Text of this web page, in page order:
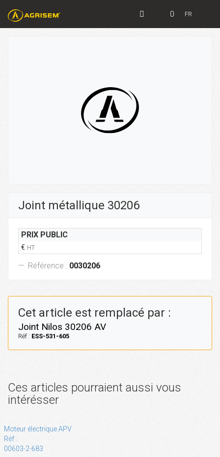
0 FR
Joint métallique 30206
PRIX PUBLIC
€ HT
Référence : 0030206
Cet article est remplacé par :
Joint Nilos 30206 AV
Réf : ESS-531-605
Ces articles pourraient aussi vous
intérésser
Moteur électrique APV
Réf :
00603-2-683